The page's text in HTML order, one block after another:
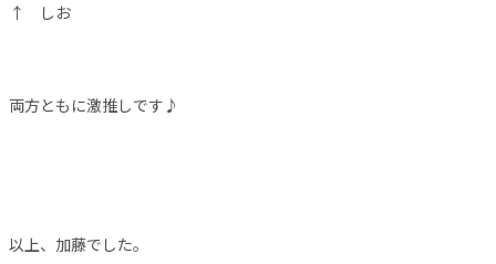
↑ しお
両方ともに激推しです♪
以上、加藤でした。